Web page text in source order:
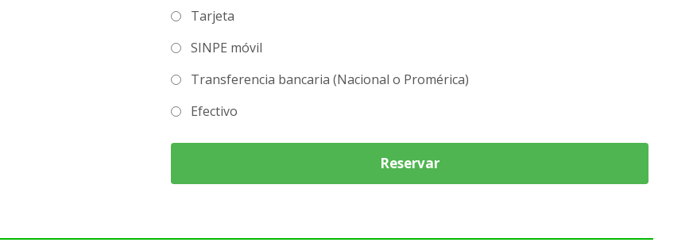
Tarjeta
SINPE móvil
Transferencia bancaria (Nacional o Promérica)
Efectivo